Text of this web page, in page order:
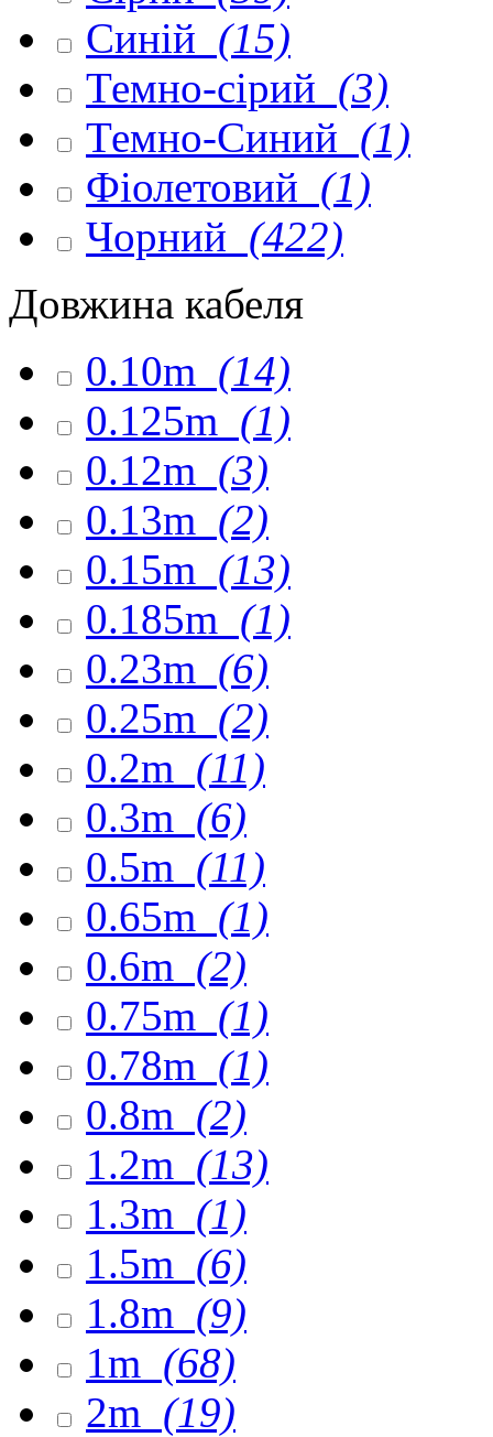
Синій (15)
Темно-сірий (3)
Темно-Синий (1)
Фіолетовий (1)
Чорний (422)
Довжина кабеля
0.10m (14)
0.125m (1)
0.12m (3)
0.13m (2)
0.15m (13)
0.185m (1)
0.23m (6)
0.25m (2)
0.2m (11)
0.3m (6)
0.5m (11)
0.65m (1)
0.6m (2)
0.75m (1)
0.78m (1)
0.8m (2)
1.2m (13)
1.3m (1)
1.5m (6)
1.8m (9)
1m (68)
2m (19)